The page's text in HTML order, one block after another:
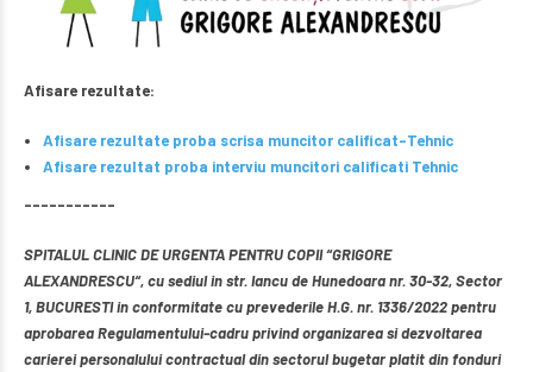
Afisare rezultate:
Afisare rezultate proba scrisa muncitor calificat-Tehnic
Afisare rezultat proba interviu muncitori calificati Tehnic
––––––––––-
SPITALUL CLINIC DE URGENTA PENTRU COPII “GRIGORE
ALEXANDRESCU“, cu sediul in str. Iancu de Hunedoara nr. 30-32, Sector
1, BUCURESTI in conformitate cu prevederile H.G. nr. 1336/2022 pentru
aprobarea Regulamentului-cadru privind organizarea si dezvoltarea
carierei personalului contractual din sectorul bugetar platit din fonduri